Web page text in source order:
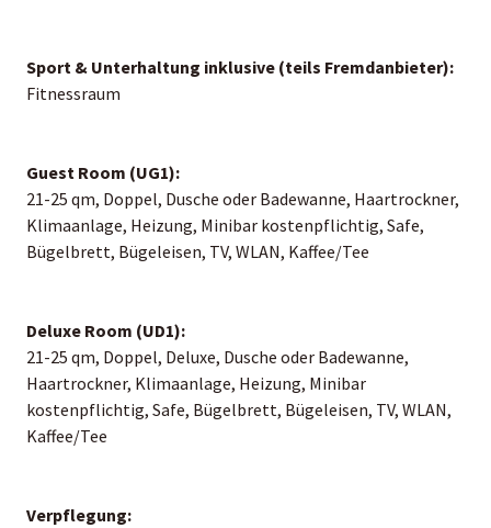
Sport & Unterhaltung inklusive (teils Fremdanbieter):
Fitnessraum
Guest Room (UG1):
21-25 qm, Doppel, Dusche oder Badewanne, Haartrockner,
Klimaanlage, Heizung, Minibar kostenpflichtig, Safe,
Bügelbrett, Bügeleisen, TV, WLAN, Kaffee/Tee
Deluxe Room (UD1):
21-25 qm, Doppel, Deluxe, Dusche oder Badewanne,
Haartrockner, Klimaanlage, Heizung, Minibar
kostenpflichtig, Safe, Bügelbrett, Bügeleisen, TV, WLAN,
Kaffee/Tee
Verpflegung: